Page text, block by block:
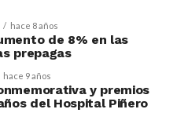
hace 8 años
de 8% en las
prepagas
hace 9 años
y premios
del Hospital Piñero